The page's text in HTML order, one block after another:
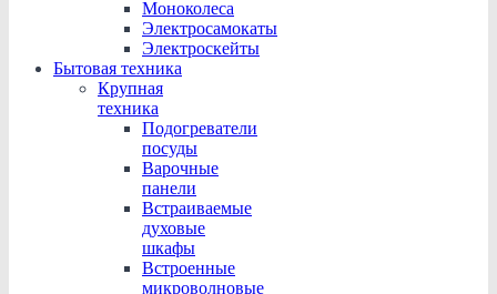
Моноколеса
Электросамокаты
Электроскейты
Бытовая техника
Крупная
техника
Подогреватели
посуды
Варочные
панели
Встраиваемые
духовые
шкафы
Встроенные
микроволновые